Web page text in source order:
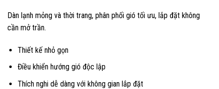
Dàn lạnh mỏng và thời trang, phân phối gió tối ưu, lắp đặt không
cần mở trần.
Thiết kế nhỏ gọn
Điều khiển hướng gió độc lập
Thích nghi dễ dàng với không gian lắp đặt